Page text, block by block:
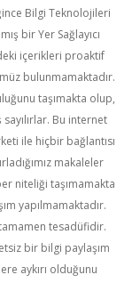
Bilgi Teknolojileri
bir Yer Sağlayıcı
içerikleri proaktif
bulunmamaktadır.
taşımakta olup,
Bu internet
ile hiçbir bağlantısı
makaleler
niteliği taşımamakta
yapılmamaktadır.
tesadüfidir.
bir bilgi paylaşım
aykırı olduğunu